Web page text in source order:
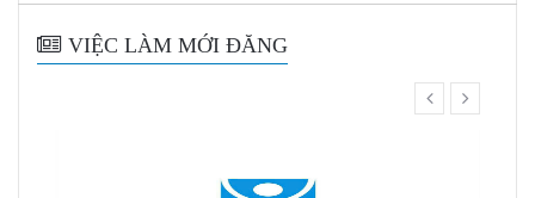
VIỆC LÀM MỚI ĐĂNG
prev